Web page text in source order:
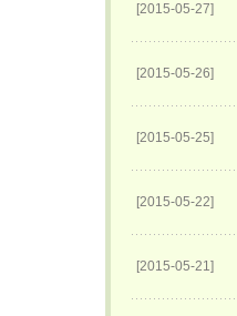
[2015-05-27]
[2015-05-26]
[2015-05-25]
[2015-05-22]
[2015-05-21]